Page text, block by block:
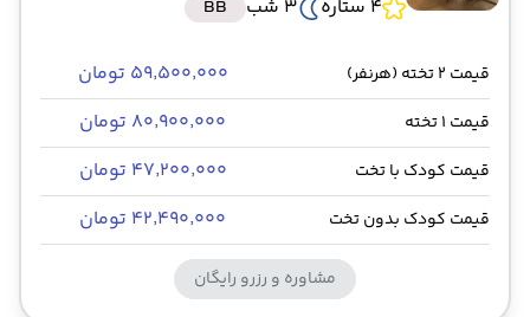
4 ستاره
3 شب BB
قیمت 2 تخته (هرنفر) ۵۹٬۵۰۰٬۰۰۰ تومان
قیمت 1 تخته ۸۰٬۹۰۰٬۰۰۰ تومان
قیمت کودک با تخت ۴۷٬۲۰۰٬۰۰۰ تومان
قیمت کودک بدون تخت ۴۲٬۴۹۰٬۰۰۰ تومان
مشاوره و رزرو رایگان